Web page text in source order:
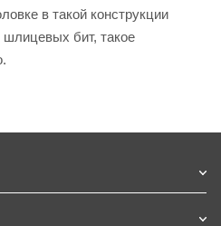
в такой конструкции
бит, такое